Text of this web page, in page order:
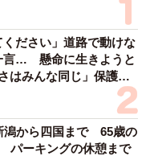
しまうというもので
の記憶が突然、すっ
識や情報を記憶でき
けたことを忘れてし
」などの困りごとが
ください」道路で動けな
言… 懸命に生きようと
はみんな同じ」保護団
潟から四国まで 65歳の
パーキングの休憩まで